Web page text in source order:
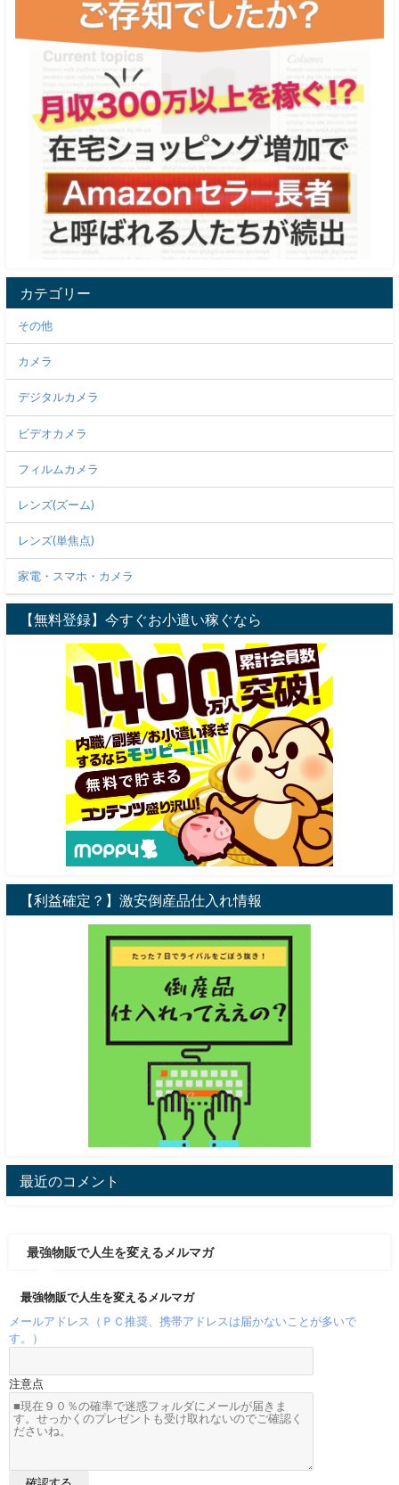
カテゴリー
その他
カメラ
デジタルカメラ
ビデオカメラ
フィルムカメラ
レンズ(ズーム)
レンズ(単焦点)
家電・スマホ・カメラ
【無料登録】今すぐお小遣い稼ぐなら
【利益確定？】激安倒産品仕入れ情報
最近のコメント
最強物販で人生を変えるメルマガ
最強物販で人生を変えるメルマガ
メールアドレス（ＰＣ推奨、携帯アドレスは届かないことが多いで
す。）
注意点